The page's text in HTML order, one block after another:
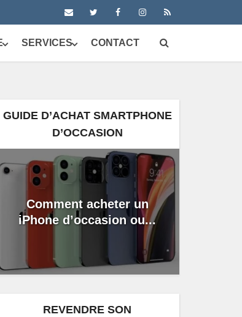
SERVICES CONTACT
GUIDE D’ACHAT SMARTPHONE
D’OCCASION
Comment acheter un
iPhone d’occasion ou...
REVENDRE SON